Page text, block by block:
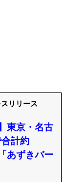
リリース
東京・名古
計約
あずきバー